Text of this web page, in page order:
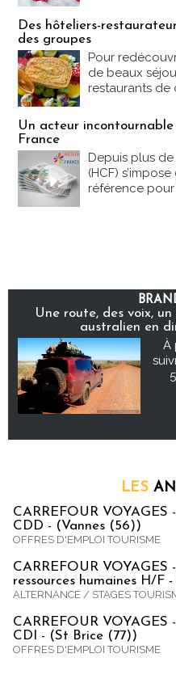
Des hôteliers-
des groupes
Pour
de beaux
restaurants de
Un acteur
France
Depuis plus de
(HCF)
référence pour
Une route, des voix,
australien en
À
LES
CARREFOUR VOYAGES
CDD - (Vannes (56))
OFFRES D'EMPLOI TOURISME
CARREFOUR
ressources humaines H/F
ALTERNANCE / STAGES
CARREFOUR VOYAGES
CDI - (St Brice (77))
OFFRES D'EMPLOI TOURISME